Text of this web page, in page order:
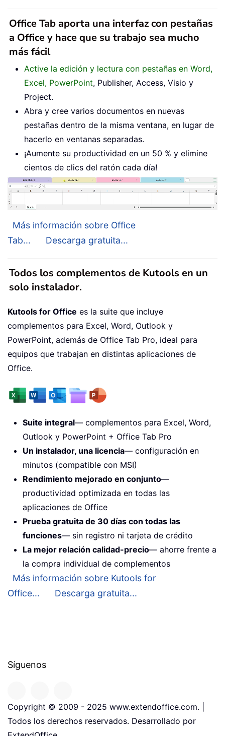
Office Tab aporta una interfaz con pestañas
a Office y hace que su trabajo sea mucho
más fácil
Active la edición y lectura con pestañas en Word,
Excel, PowerPoint, Publisher, Access, Visio y
Project.
Abra y cree varios documentos en nuevas
pestañas dentro de la misma ventana, en lugar de
hacerlo en ventanas separadas.
¡Aumente su productividad en un 50 % y elimine
cientos de clics del ratón cada día!
Más información sobre Office
Tab...
Descarga gratuita...
Todos los complementos de Kutools en un
solo instalador.
Kutools for Office es la suite que incluye
complementos para Excel, Word, Outlook y
PowerPoint, además de Office Tab Pro, ideal para
equipos que trabajan en distintas aplicaciones de
Office.
Suite integral— complementos para Excel, Word,
Outlook y PowerPoint + Office Tab Pro
Un instalador, una licencia— configuración en
minutos (compatible con MSI)
Rendimiento mejorado en conjunto—
productividad optimizada en todas las
aplicaciones de Office
Prueba gratuita de 30 días con todas las
funciones— sin registro ni tarjeta de crédito
La mejor relación calidad-precio— ahorre frente a
la compra individual de complementos
Más información sobre Kutools for
Office...
Descarga gratuita...
Síguenos
Copyright © 2009 - 2025 www.extendoffice.com. |
Todos los derechos reservados. Desarrollado por